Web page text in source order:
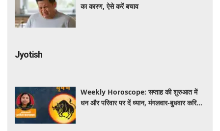
का कारण, ऐसे करें बचाव
Jyotish
Weekly Horoscope: सप्ताह की शुरुआत में
धन और परिवार पर दें ध्यान, मंगलवार-बुधवार करियर